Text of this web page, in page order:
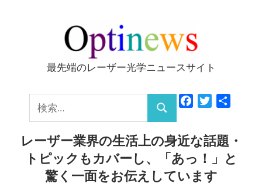
ッ
Optinews
最先端のレーザー光学ニュースサイト
索:
検
索
FacebookTwitter
レーザー業界の生活上の身近な話題・
トピックもカバーし、「あっ！」と
驚く一面をお伝えしています